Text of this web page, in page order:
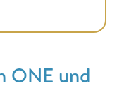
ONE und